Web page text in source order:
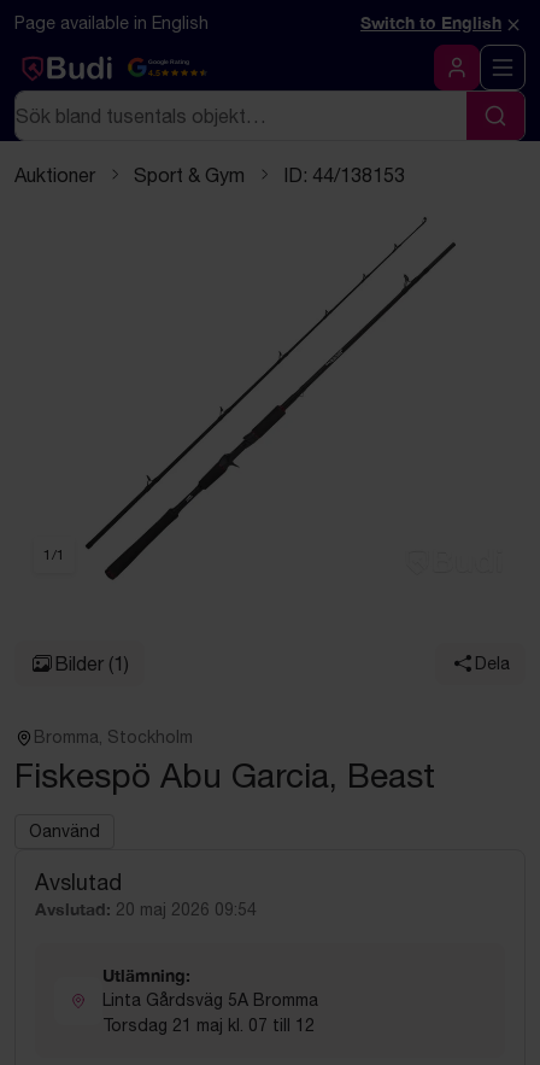
Hoppa till innehåll
Textbaserad (markdown) version av denna sida
Page available in English Switch to English ×
Google Rating
4.5
Logga in
Sök
Sök
Auktioner Sport & Gym ID: 44/138153
1 /1
Bilder (1) Dela
Bromma, Stockholm
Fiskespö Abu Garcia, Beast
Oanvänd
Avslutad
Avslutad: 20 maj 2026 09:54
Utlämning:
Linta Gårdsväg 5A Bromma
Torsdag 21 maj kl. 07 till 12